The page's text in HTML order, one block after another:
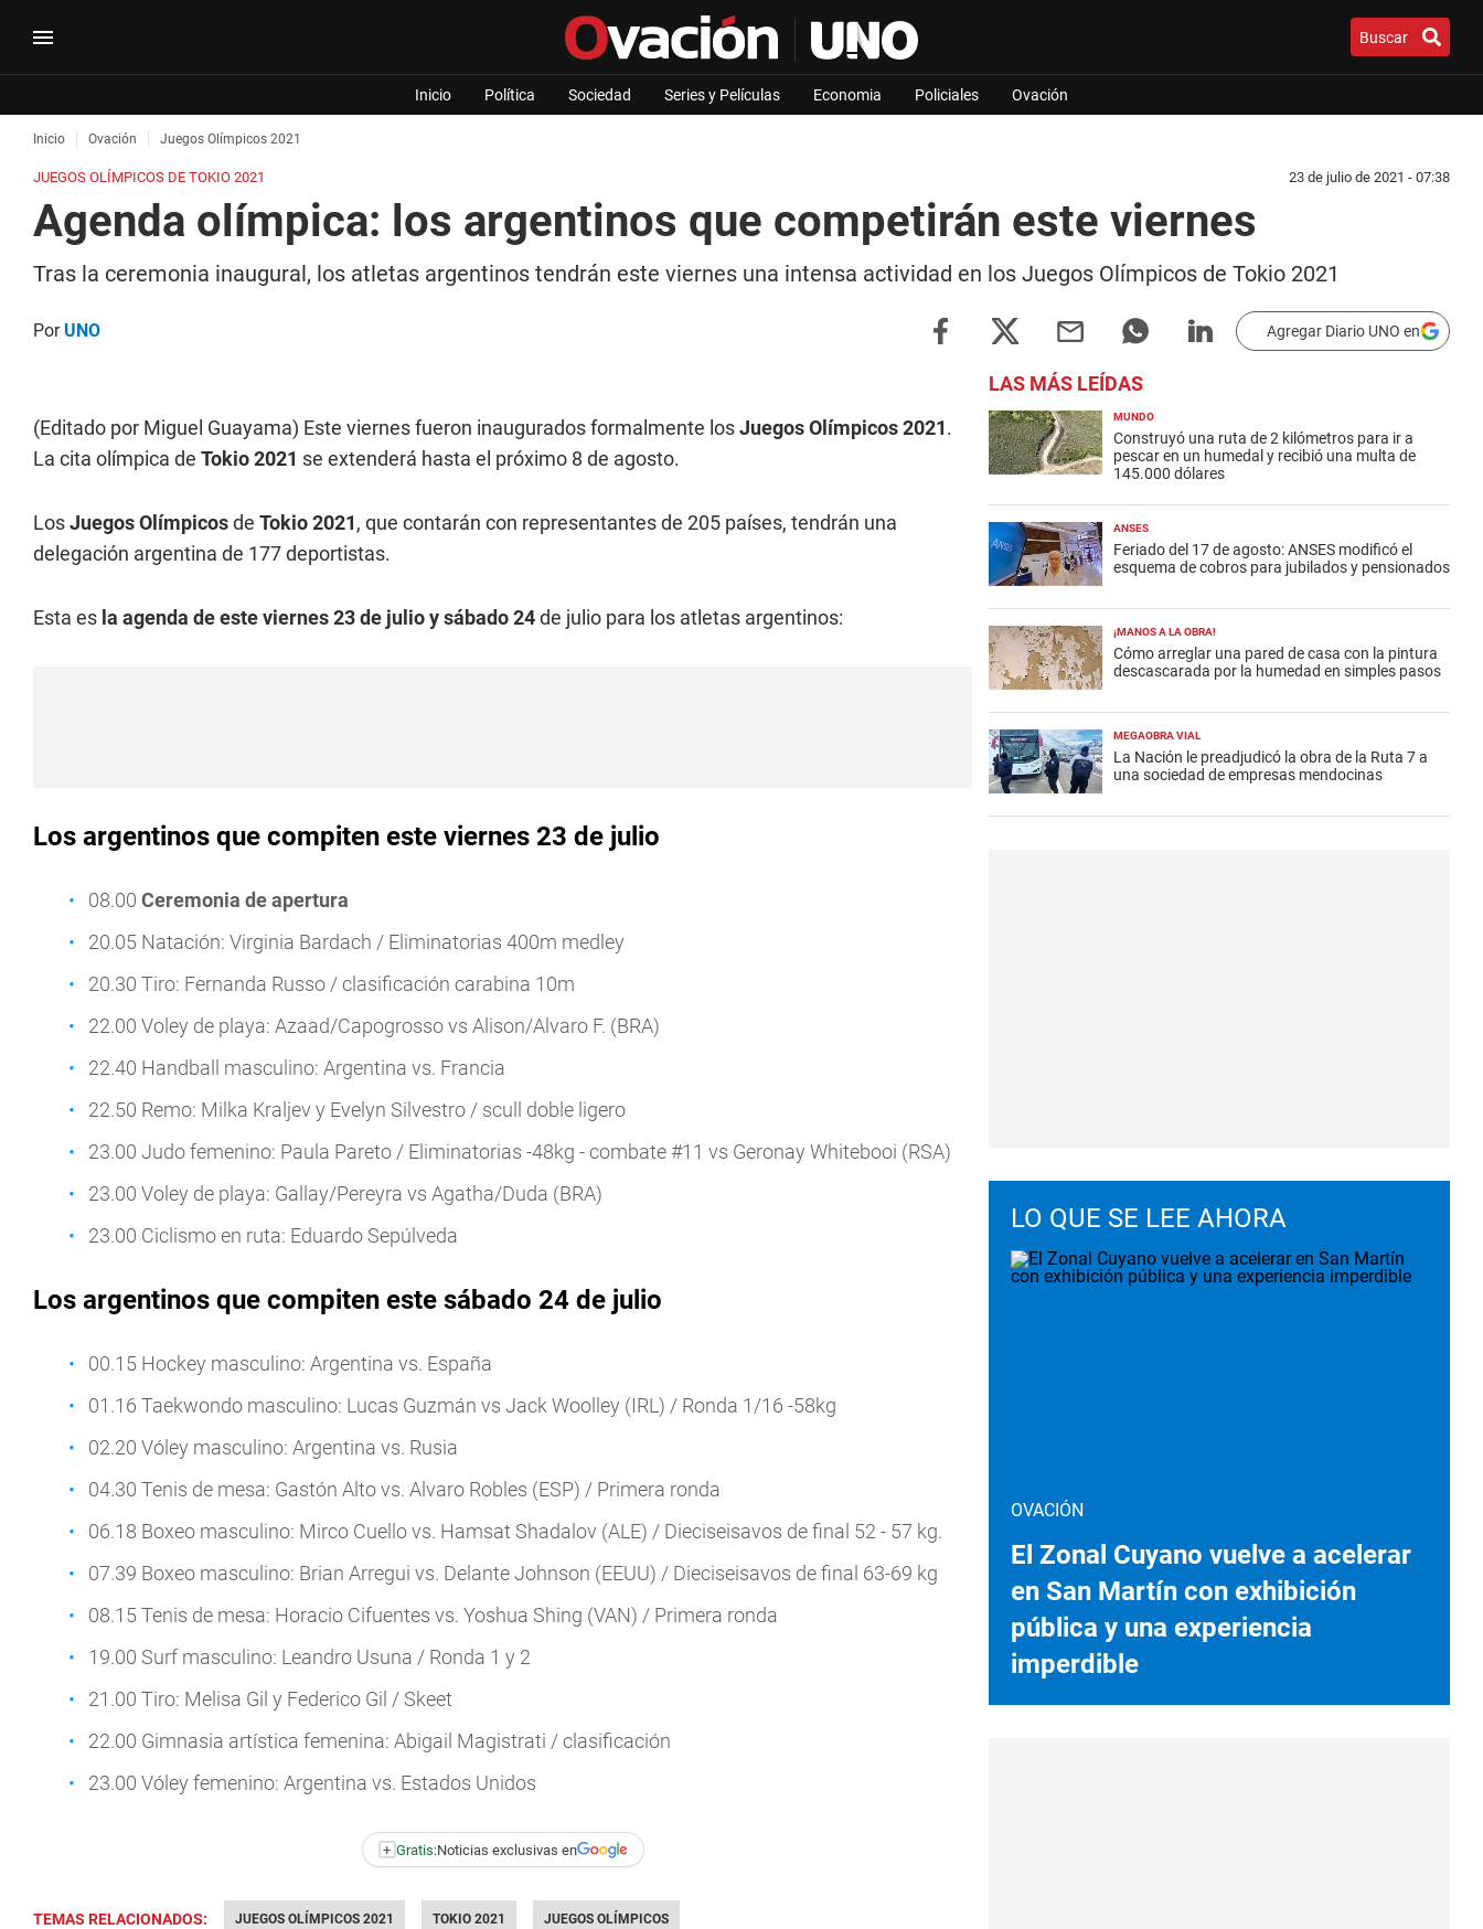
Buscar
Inicio Política Sociedad Series y Películas Economia Policiales Ovación
Inicio Ovación Juegos Olímpicos 2021
JUEGOS OLÍMPICOS DE TOKIO 2021 23 de julio de 2021 - 07:38
Agenda olímpica: los argentinos que competirán este viernes
Tras la ceremonia inaugural, los atletas argentinos tendrán este viernes una intensa actividad en los Juegos Olímpicos de Tokio 2021
PorUNO Agregar Diario UNO en
(Editado por Miguel Guayama) Este viernes fueron inaugurados formalmente losJuegos Olímpicos 2021.
La cita olímpica de Tokio 2021 se extenderá hasta el próximo 8 de agosto.
LosJuegos Olímpicosde Tokio 2021, que contarán con representantes de 205 países, tendrán una
delegación argentina de 177 deportistas.
Esta es la agenda de este viernes 23 de julio y sábado 24de julio para los atletas argentinos:
Los argentinos que compiten este viernes 23 de julio
08.00 Ceremonia de apertura
20.05 Natación: Virginia Bardach / Eliminatorias 400m medley
20.30 Tiro: Fernanda Russo / clasificación carabina 10m
22.00 Voley de playa: Azaad/Capogrosso vs Alison/Alvaro F. (BRA)
22.40 Handball masculino: Argentina vs. Francia
22.50 Remo: Milka Kraljev y Evelyn Silvestro / scull doble ligero
23.00 Judo femenino: Paula Pareto / Eliminatorias -48kg - combate #11 vs Geronay Whitebooi (RSA)
23.00 Voley de playa: Gallay/Pereyra vs Agatha/Duda (BRA)
23.00 Ciclismo en ruta: Eduardo Sepúlveda
Los argentinos que compiten este sábado 24 de julio
00.15 Hockey masculino: Argentina vs. España
01.16 Taekwondo masculino: Lucas Guzmán vs Jack Woolley (IRL) / Ronda 1/16 -58kg
02.20 Vóley masculino: Argentina vs. Rusia
04.30 Tenis de mesa: Gastón Alto vs. Alvaro Robles (ESP) / Primera ronda
06.18 Boxeo masculino: Mirco Cuello vs. Hamsat Shadalov (ALE) / Dieciseisavos de final 52 - 57 kg.
07.39 Boxeo masculino: Brian Arregui vs. Delante Johnson (EEUU) / Dieciseisavos de final 63-69 kg
08.15 Tenis de mesa: Horacio Cifuentes vs. Yoshua Shing (VAN) / Primera ronda
19.00 Surf masculino: Leandro Usuna / Ronda 1 y 2
21.00 Tiro: Melisa Gil y Federico Gil / Skeet
22.00 Gimnasia artística femenina: Abigail Magistrati / clasificación
23.00 Vóley femenino: Argentina vs. Estados Unidos
+ Gratis:Noticias exclusivas en
TEMAS RELACIONADOS: JUEGOS OLÍMPICOS 2021 TOKIO 2021 JUEGOS OLÍMPICOS
LAS MÁS LEÍDAS
MUNDO
Construyó una ruta de 2 kilómetros para ir a
pescar en un humedal y recibió una multa de
145.000 dólares
ANSES
Feriado del 17 de agosto: ANSES modificó el
esquema de cobros para jubilados y pensionados
¡MANOS A LA OBRA!
Cómo arreglar una pared de casa con la pintura
descascarada por la humedad en simples pasos
MEGAOBRA VIAL
La Nación le preadjudicó la obra de la Ruta 7 a
una sociedad de empresas mendocinas
LO QUE SE LEE AHORA
OVACIÓN
El Zonal Cuyano vuelve a acelerar
en San Martín con exhibición
pública y una experiencia
imperdible